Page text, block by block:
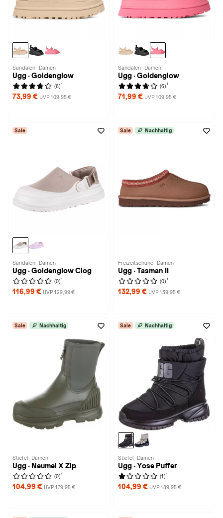
Sandalen · Damen
Ugg · Goldenglow
(6) 1
73,99 € UVP 109,95 €
Sandalen · Damen
Ugg · Goldenglow
(6) 1
71,99 € UVP 109,95 €
Sale
Sandalen · Damen
Ugg · Goldenglow Clog
(0) 1
116,99 € UVP 129,99 €
Sale Nachhaltig
Freizeitschuhe · Damen
Ugg · Tasman II
(0) 1
132,99 € UVP 139,95 €
Sale Nachhaltig
Stiefel · Damen
Ugg · Neumel X Zip
(0) 1
104,99 € UVP 179,95 €
Sale Nachhaltig
Stiefel · Damen
Ugg · Yose Puffer
(1) 1
104,99 € UVP 189,95 €